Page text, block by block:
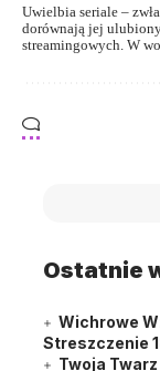
Uwielbia seriale –
dorównają jej
streamingowych. W
Ostatnie
Wichrowe
Streszczenie
Twoja